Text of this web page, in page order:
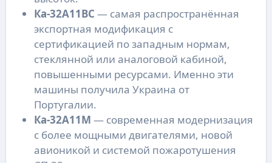
Ка-32А11ВС — самая распространённая
экспортная модификация с
сертификацией по западным нормам,
стеклянной или аналоговой кабиной,
повышенными ресурсами. Именно эти
машины получила Украина от
Португалии.
Ка-32А11М — современная модернизация
с более мощными двигателями, новой
авионикой и системой пожаротушения